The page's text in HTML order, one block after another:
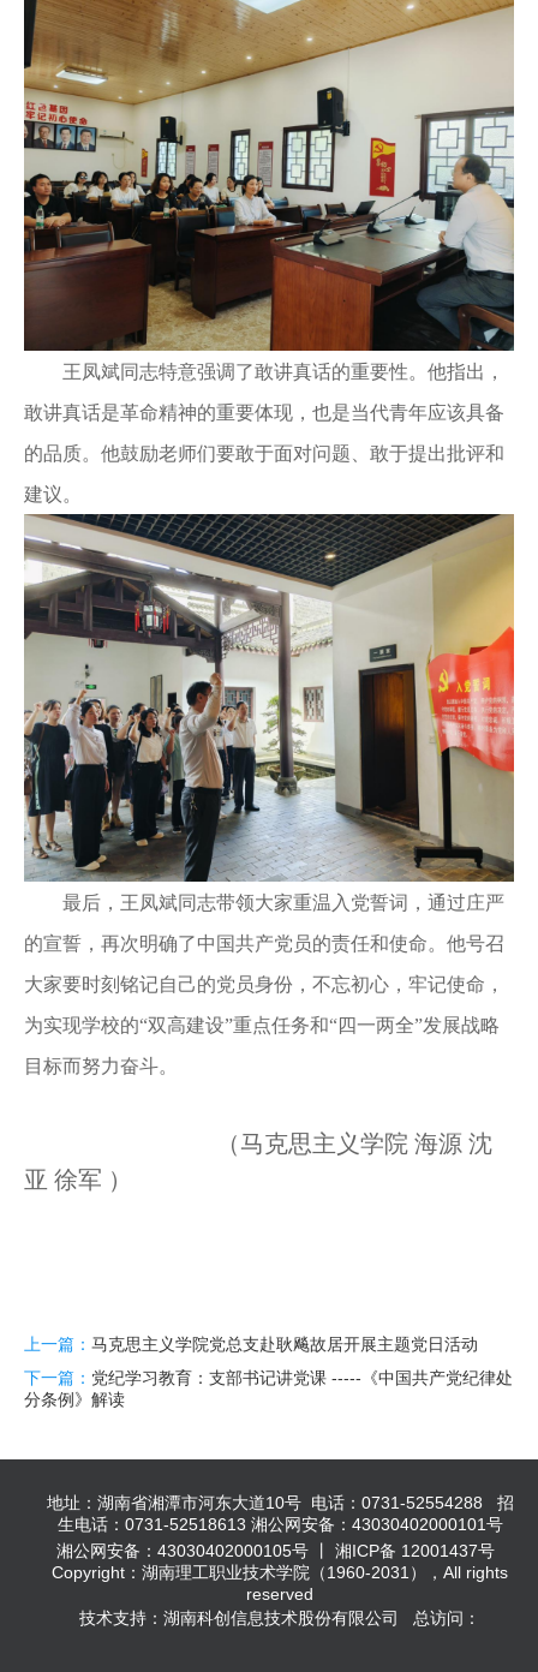
王凤斌同志特意强调了敢讲真话的重要性。他指出，
敢讲真话是革命精神的重要体现，也是当代青年应该具备
的品质。他鼓励老师们要敢于面对问题、敢于提出批评和
建议。
最后，王凤斌同志带领大家重温入党誓词，通过庄严
的宣誓，再次明确了中国共产党员的责任和使命。他号召
大家要时刻铭记自己的党员身份，不忘初心，牢记使命，
为实现学校的“双高建设”重点任务和“四一两全”发展战略
目标而努力奋斗。
（马克思主义学院 海源 沈
亚 徐军 ）
上一篇： 马克思主义学院党总支赴耿飚故居开展主题党日活动
下一篇： 党纪学习教育：支部书记讲党课 -----《中国共产党纪律处
分条例》解读
地址：湖南省湘潭市河东大道10号 电话：0731-52554288 招
生电话：0731-52518613 湘公网安备：43030402000101号
湘公网安备：43030402000105号 丨 湘ICP备 12001437号
Copyright：湖南理工职业技术学院（1960-2031），All rights
reserved
技术支持：湖南科创信息技术股份有限公司 总访问：